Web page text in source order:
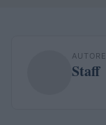
AUTORE
Staff